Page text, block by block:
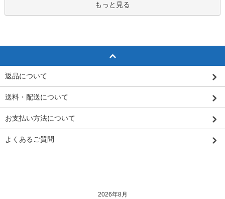
もっと見る
返品について
送料・配送について
お支払い方法について
よくあるご質問
2026年8月